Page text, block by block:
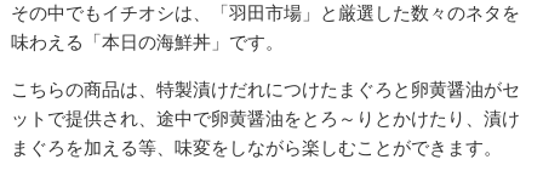
その中でもイチオシは、「羽田市場」と厳選した数々のネタを
味わえる「本日の海鮮丼」です。
こちらの商品は、特製漬けだれにつけたまぐろと卵黄醤油がセ
ットで提供され、途中で卵黄醤油をとろ～りとかけたり、漬け
まぐろを加える等、味変をしながら楽しむことができます。